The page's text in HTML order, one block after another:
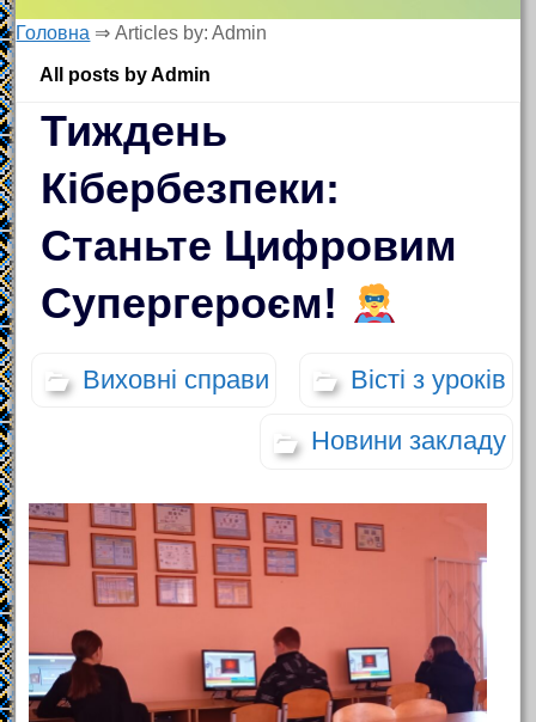
Головна ⇒Articles by: Admin
All posts by Admin
Тиждень
Кібербезпеки:
Станьте Цифровим
Супергероєм!
Виховні справи Вісті з уроків
Новини закладу